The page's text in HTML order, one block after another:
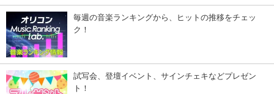
毎週の音楽ランキングから、ヒットの推移をチェッ
ク！
試写会、登壇イベント、サインチェキなどプレゼン
ト！